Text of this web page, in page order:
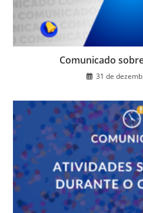
Comunicado
31 de